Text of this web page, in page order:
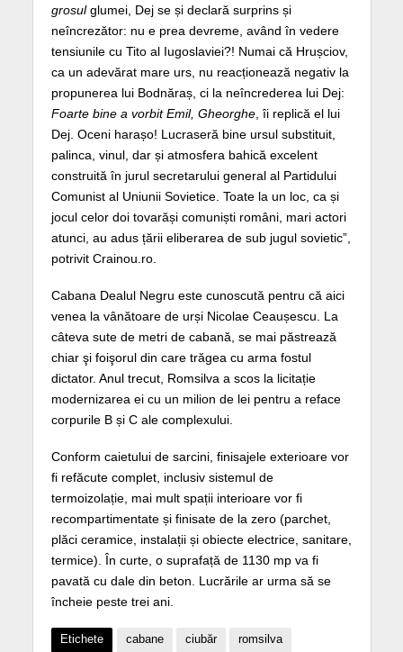
grosulglumei, Dej se și declară surprins și
neîncrezător: nu e prea devreme, având în vedere
tensiunile cu Tito al Iugoslaviei?! Numai că Hrușciov,
ca un adevărat mare urs, nu reacționează negativ la
propunerea lui Bodnăraș, ci la neîncrederea lui Dej:
Foarte bine a vorbit Emil, Gheorghe, îi replică el lui
Dej. Oceni harașo! Lucraseră bine ursul substituit,
palinca, vinul, dar și atmosfera bahică excelent
construită în jurul secretarului general al Partidului
Comunist al Uniunii Sovietice. Toate la un loc, ca și
jocul celor doi tovarăși comuniști români, mari actori
atunci, au adus țării eliberarea de sub jugul sovietic”,
potrivit Crainou.ro.
Cabana Dealul Negru este cunoscută pentru că aici
venea la vânătoare de urși Nicolae Ceaușescu. La
câteva sute de metri de cabană, se mai păstrează
chiar şi foişorul din care trăgea cu arma fostul
dictator. Anul trecut, Romsilva a scos la licitație
modernizarea ei cu un milion de lei pentru a reface
corpurile B și C ale complexului.
Conform caietului de sarcini, finisajele exterioare vor
fi refăcute complet, inclusiv sistemul de
termoizolație, mai mult spații interioare vor fi
recompartimentate și finisate de la zero (parchet,
plăci ceramice, instalații și obiecte electrice, sanitare,
termice). În curte, o suprafață de 1130 mp va fi
pavată cu dale din beton. Lucrările ar urma să se
încheie peste trei ani.
Etichete cabane ciubăr romsilva